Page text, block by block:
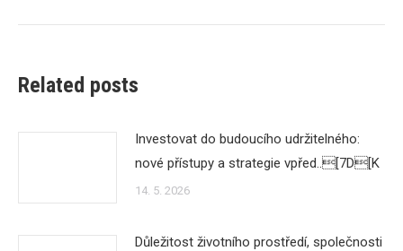
Related posts
Investovat do budoucího udržitelného:
nové přístupy a strategie vpřed..[7D[K
14. 5. 2026
Důležitost životního prostředí, společnosti